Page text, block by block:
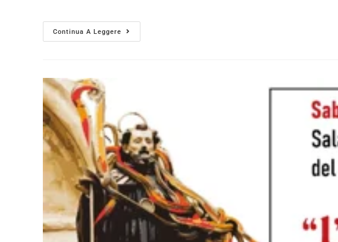
Continua A Leggere